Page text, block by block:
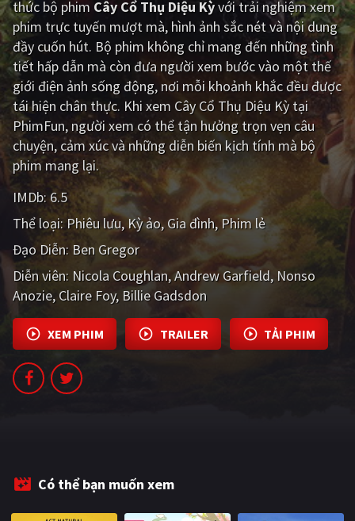
Giật gân Gia đình
Bí ẩn Lịch sử
Viễn Tây Tiểu sử
GameShow DramaTV
QUỐC GIA
Âu - Mỹ Trung Quốc - Hồng Kông
Hàn Quốc Nhật Bản
Ấn Độ Việt Nam
Tổng hợp
CẬP NHẬT
PHIM MỚI
TUYỂN TẬP PHIM
thức bộ phim Cây Cổ Thụ Diệu Kỳvới trải nghiệm xem
phim trực tuyến mượt mà, hình ảnh sắc nét và nội dung
đầy cuốn hút. Bộ phim không chỉ mang đến những tình
tiết hấp dẫn mà còn đưa người xem bước vào một thế
giới điện ảnh sống động, nơi mỗi khoảnh khắc đều được
tái hiện chân thực. Khi xem Cây Cổ Thụ Diệu Kỳ tại
PhimFun, người xem có thể tận hưởng trọn vẹn câu
chuyện, cảm xúc và những diễn biến kịch tính mà bộ
phim mang lại.
IMDb:6.5
Thể loại: Phiêu lưu Kỳ ảo Gia đình Phim lẻ
Đạo Diễn: Ben Gregor
Diễn viên: Nicola Coughlan Andrew Garfield Nonso
Anozie Claire Foy Billie Gadsdon
XEM PHIM TRAILER TẢI PHIM
Có thể bạn muốn xem